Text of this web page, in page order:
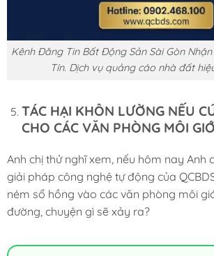
Kênh Đăng Tin Bất Động Sản Sài Gòn
Tín. Dịch vụ quảng cáo nhà đất
TÁC HẠI KHÔN LƯỜNG NẾU
CHO CÁC VĂN PHÒNG MÔI
Anh chị thử nghĩ xem, nếu hôm nay Anh
giải pháp công nghệ tự động của
ném sổ hồng vào các văn phòng môi
đường, chuyện gì sẽ xảy ra?